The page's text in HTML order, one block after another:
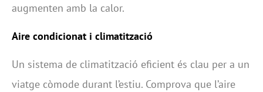
augmenten amb la calor.
Aire condicionat i climatització
Un sistema de climatització eficient és clau per a un
viatge còmode durant l’estiu. Comprova que l’aire